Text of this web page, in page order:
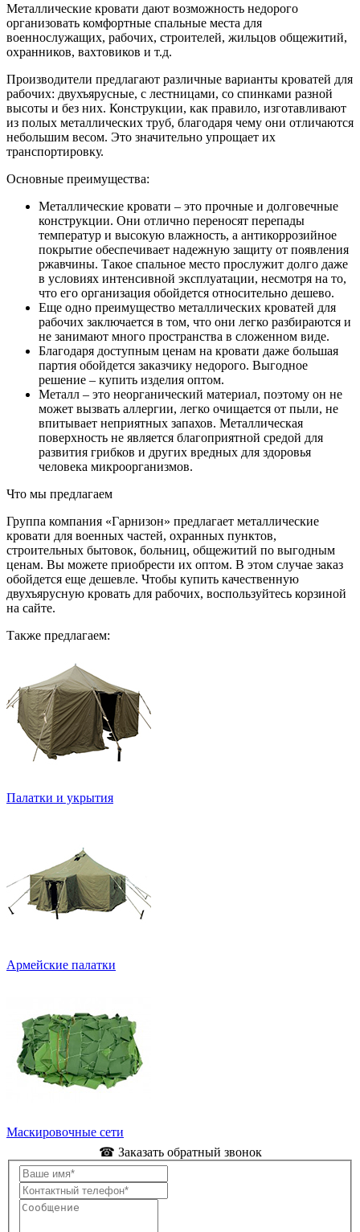
Металлические кровати дают возможность недорого
организовать комфортные спальные места для
военнослужащих, рабочих, строителей, жильцов общежитий,
охранников, вахтовиков и т.д.
Производители предлагают различные варианты кроватей для
рабочих: двухъярусные, с лестницами, со спинками разной
высоты и без них. Конструкции, как правило, изготавливают
из полых металлических труб, благодаря чему они отличаются
небольшим весом. Это значительно упрощает их
транспортировку.
Основные преимущества:
Металлические кровати – это прочные и долговечные
конструкции. Они отлично переносят перепады
температур и высокую влажность, а антикоррозийное
покрытие обеспечивает надежную защиту от появления
ржавчины. Такое спальное место прослужит долго даже
в условиях интенсивной эксплуатации, несмотря на то,
что его организация обойдется относительно дешево.
Еще одно преимущество металлических кроватей для
рабочих заключается в том, что они легко разбираются и
не занимают много пространства в сложенном виде.
Благодаря доступным ценам на кровати даже большая
партия обойдется заказчику недорого. Выгодное
решение – купить изделия оптом.
Металл – это неорганический материал, поэтому он не
может вызвать аллергии, легко очищается от пыли, не
впитывает неприятных запахов. Металлическая
поверхность не является благоприятной средой для
развития грибков и других вредных для здоровья
человека микроорганизмов.
Что мы предлагаем
Группа компания «Гарнизон» предлагает металлические
кровати для военных частей, охранных пунктов,
строительных бытовок, больниц, общежитий по выгодным
ценам. Вы можете приобрести их оптом. В этом случае заказ
обойдется еще дешевле. Чтобы купить качественную
двухъярусную кровать для рабочих, воспользуйтесь корзиной
на сайте.
Также предлагаем:
Палатки и укрытия
Армейские палатки
Маскировочные сети
☎ Заказать обратный звонок